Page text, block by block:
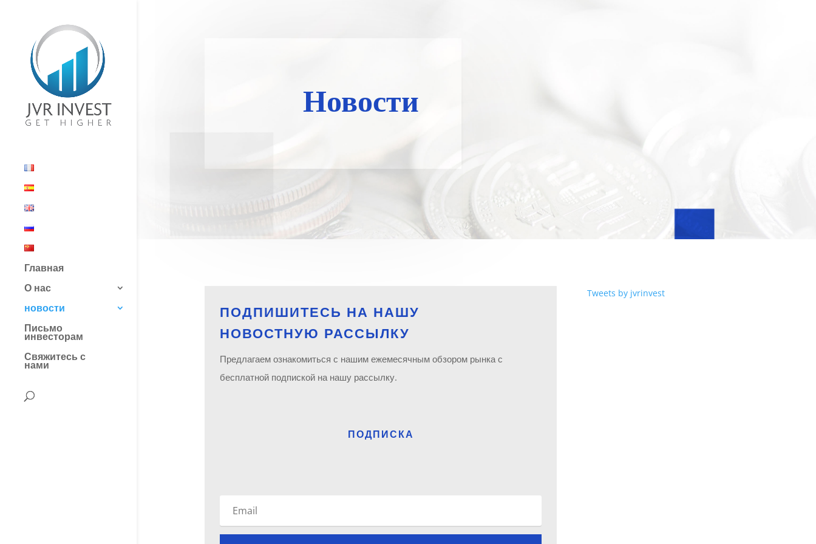
Главная
О нас
новости
Письмо
инвесторам
Свяжитесь с
нами
Новости
ПОДПИШИТЕСЬ НА НАШУ
НОВОСТНУЮ РАССЫЛКУ
Предлагаем ознакомиться с нашим ежемесячным обзором рынка с
бесплатной подпиской на нашу рассылку.
ПОДПИСКА
Tweets by jvrinvest